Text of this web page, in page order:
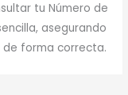
tu Número de
asegurando
forma correcta.